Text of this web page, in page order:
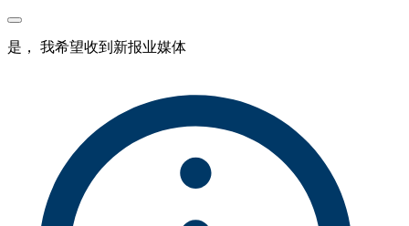
是， 我希望收到新报业媒体